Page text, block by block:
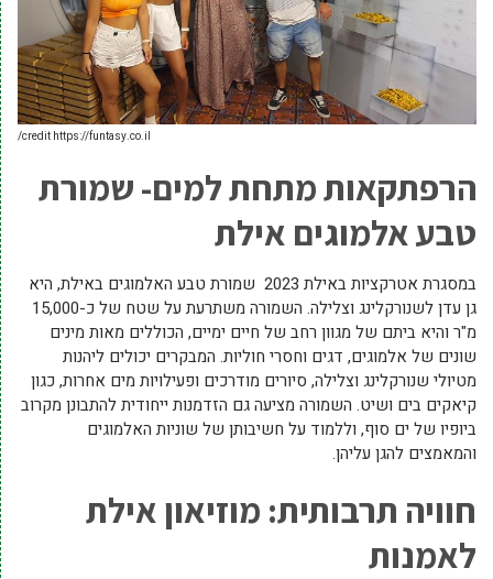
credit https://funtasy.co.il/
הרפתקאות מתחת למים- שמורת
טבע אלמוגים אילת
במסגרת אטרקציות באילת 2023 שמורת טבע האלמוגים באילת, היא
גן עדן לשנורקלינג וצלילה. השמורה משתרעת על שטח של כ-15,000
מ"ר והיא ביתם של מגוון רחב של חיים ימיים, הכוללים מאות מינים
שונים של אלמוגים, דגים וחסרי חוליות. המבקרים יכולים ליהנות
מטיולי שנורקלינג וצלילה, סיורים מודרכים ופעילויות מים אחרות, כגון
קיאקים בים ושיט. השמורה מציעה גם הזדמנות ייחודית להתבונן מקרוב
ביופיו של ים סוף, וללמוד על חשיבותן של שוניות האלמוגים
והמאמצים להגן עליהן.
חוויה תרבותית: מוזיאון אילת
לאמנות